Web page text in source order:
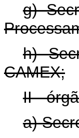
g)
h)
CAMEX;
II -
a)